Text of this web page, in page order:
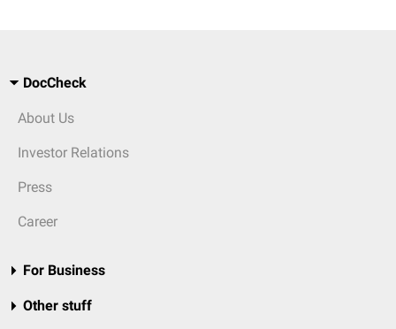
DocCheck
About Us
Investor Relations
Press
Career
For Business
Other stuff